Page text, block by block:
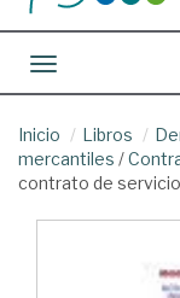
Toggle navigation
Inicio Libros
mercantiles /
contrato de